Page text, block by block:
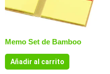
Memo Set de Bamboo
Añadir al carrito